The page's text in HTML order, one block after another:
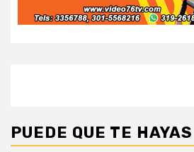
PUEDE QUE TE